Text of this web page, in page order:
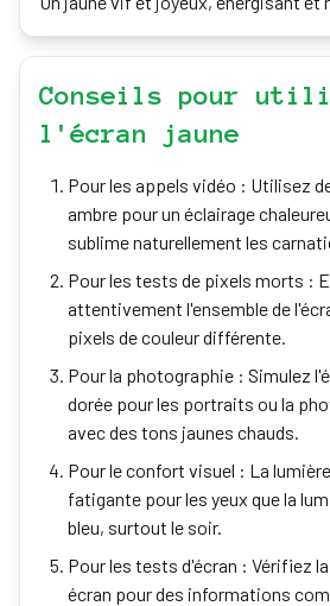
Conseils pour
l'écran jaune
Pour les appels vidéo : Utilisez
ambre pour un éclairage
sublime naturellement les
Pour les tests de pixels morts :
attentivement l'ensemble de
pixels de couleur différente.
Pour la photographie : Simulez
dorée pour les portraits ou la
avec des tons jaunes chauds.
Pour le confort visuel : La
fatigante pour les yeux que la
bleu, surtout le soir.
Pour les tests d'écran : Vérifiez
écran pour des informations